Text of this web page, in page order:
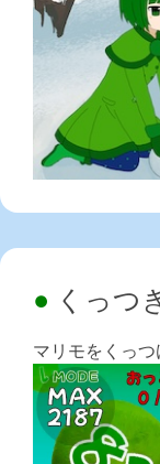
くっつ
マリモをくっつ